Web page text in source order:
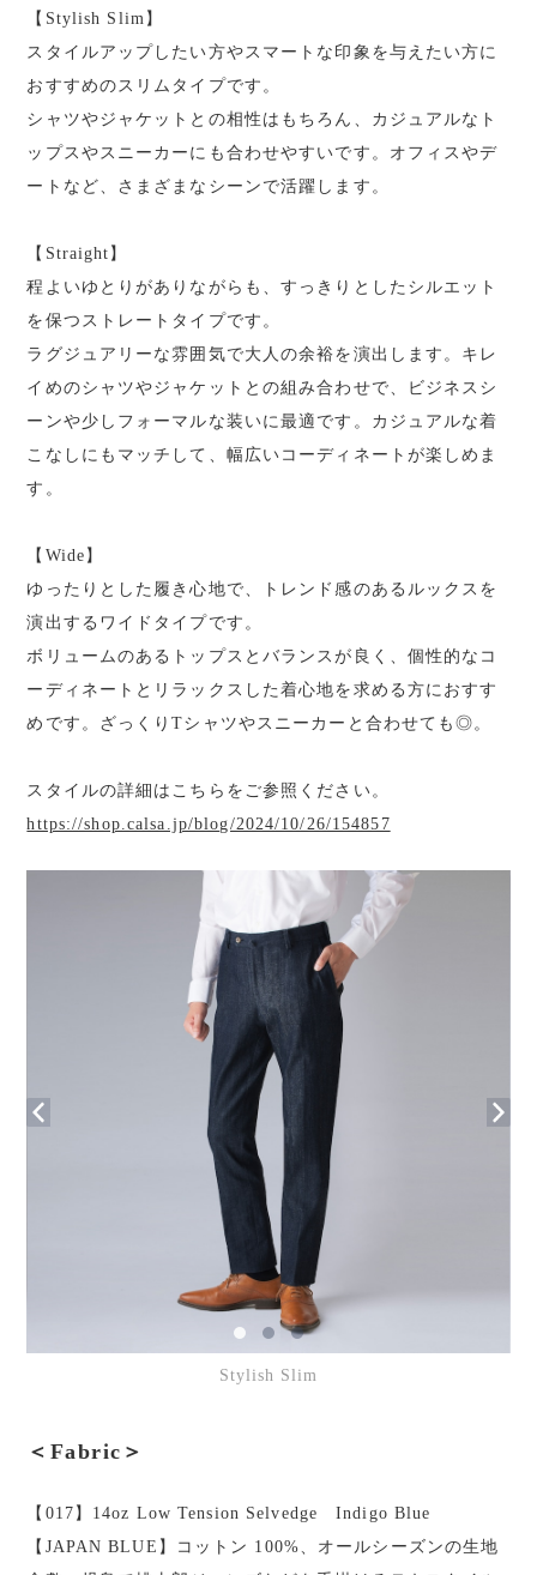
【Stylish Slim】
スタイルアップしたい方やスマートな印象を与えたい方に
おすすめのスリムタイプです。
シャツやジャケットとの相性はもちろん、カジュアルなト
ップスやスニーカーにも合わせやすいです。オフィスやデ
ートなど、さまざまなシーンで活躍します。
【Straight】
程よいゆとりがありながらも、すっきりとしたシルエット
を保つストレートタイプです。
ラグジュアリーな雰囲気で大人の余裕を演出します。キレ
イめのシャツやジャケットとの組み合わせで、ビジネスシ
ーンや少しフォーマルな装いに最適です。カジュアルな着
こなしにもマッチして、幅広いコーディネートが楽しめま
す。
【Wide】
ゆったりとした履き心地で、トレンド感のあるルックスを
演出するワイドタイプです。
ボリュームのあるトップスとバランスが良く、個性的なコ
ーディネートとリラックスした着心地を求める方におすす
めです。ざっくりTシャツやスニーカーと合わせても◎。
スタイルの詳細はこちらをご参照ください。
https://shop.calsa.jp/blog/2024/10/26/154857
Stylish Slim
＜Fabric＞
【017】14oz Low Tension Selvedge Indigo Blue
【JAPAN BLUE】コットン 100%、オールシーズンの生地